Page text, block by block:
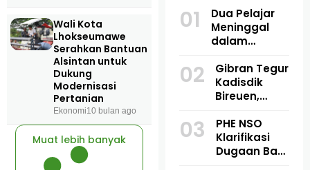
Wali Kota
Lhokseumawe
Serahkan Bantuan
Alsintan untuk
Dukung
Modernisasi
Pertanian
Ekonomi10 bulan ago
Muat lebih banyak
01
Dua Pelajar
Meninggal
dalam
Maut di
Lhoksukon,
Motor
Saat
Mendahului
02
Gibran Tegur
Kadisdik
Bireuen,
Buku Dipakai
3 Siswa di
SDN 7
03
PHE NSO
Klarifikasi
Dugaan Bau